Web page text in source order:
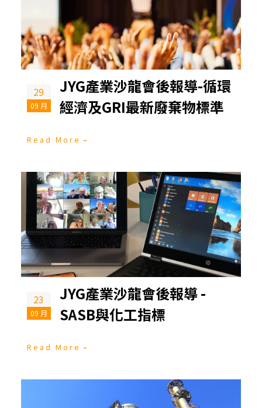
29
09 月
JYG產業沙龍會後報導-循環
經濟及GRI最新廢棄物標準
Read More
23
09 月
JYG產業沙龍會後報導 -
SASB與化工指標
Read More